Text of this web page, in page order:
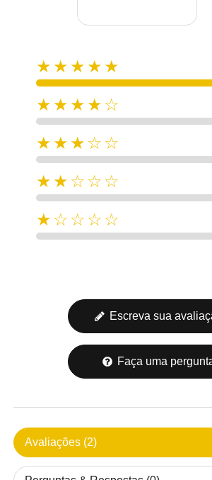
★★★★★
★★★★☆
★★★☆☆
★★☆☆☆
★☆☆☆☆
Escreva sua
Faça uma
Avaliações (2)